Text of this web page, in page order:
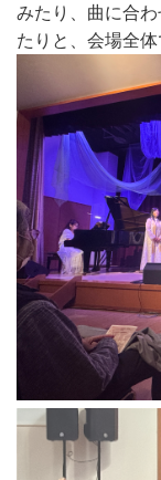
みたり、曲に合
たりと、会場全体